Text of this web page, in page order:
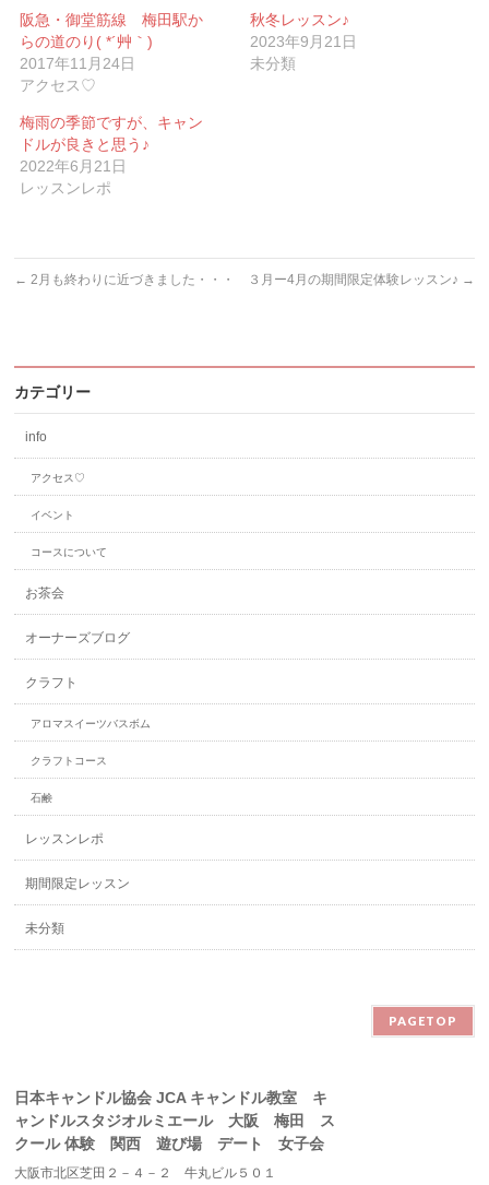
有
(新
し
い
ウ
ィ
ン
ウ
で
開
き
ま
す)
リ
ッ
ク
し
て
く
だ
い
(新
し
い
ウ
ィ
ン
ま
す)
有
(新
し
い
ウ
ウ
で
開
き
ま
阪急・御堂筋線 梅田駅か
らの道のり( *´艸｀)
2017年11月24日
アクセス♡
秋冬レッスン♪
2023年9月21日
未分類
梅雨の季節ですが、キャン
ドルが良きと思う♪
2022年6月21日
レッスンレポ
← 2月も終わりに近づきました・・・ ３月ー4月の期間限定体験レッスン♪ →
カテゴリー
info
アクセス♡
イベント
コースについて
お茶会
オーナーズブログ
クラフト
アロマスイーツバスボム
クラフトコース
石鹸
レッスンレポ
期間限定レッスン
未分類
PAGETOP
日本キャンドル協会 JCA キャンドル教室 キ
ャンドルスタジオルミエール 大阪 梅田 ス
クール 体験 関西 遊び場 デート 女子会
大阪市北区芝田２－４－２ 牛丸ビル５０１